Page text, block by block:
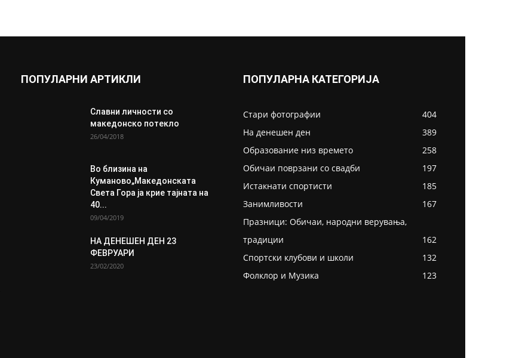
ПОПУЛАРНИ АРТИКЛИ
Славни личности со
македонско потекло
26/04/2018
Во близина на
Кумановo„Македонската
Света Гора ја крие тајната на
40...
09/04/2019
НА ДЕНЕШЕН ДЕН 23
ФЕВРУАРИ
23/02/2020
ПОПУЛАРНА КАТЕГОРИЈА
Стари фотографии
404
На денешен ден
389
Образование низ времето
258
Обичаи поврзани со свадби
197
Истакнати спортисти
185
Занимливости
167
Празници: Обичаи, народни верувања,
традиции
162
Спортски клубови и школи
132
Фолклор и Музика
123